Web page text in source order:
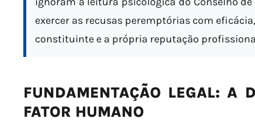
exercer as recusas peremptórias com
constituinte e a própria reputação
FUNDAMENTAÇÃO LEGAL: A
FATOR HUMANO